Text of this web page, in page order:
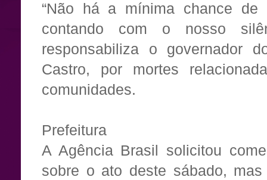
“Não há a mínima chance de
contando com o nosso
responsabiliza o governador
Castro, por mortes
comunidades.
Prefeitura
A Agência Brasil solicitou
sobre o ato deste sábado,